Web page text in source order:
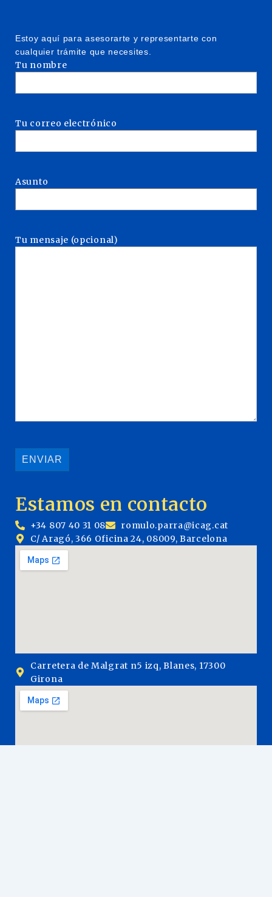
Estoy aquí para asesorarte y representarte con
cualquier trámite que necesites.
Tu nombre
Tu correo electrónico
Asunto
Tu mensaje (opcional)
Estamos en contacto
+34 807 40 31 08
romulo.parra@icag.cat
C/ Aragó, 366 Oficina 24, 08009, Barcelona
Carretera de Malgrat n5 izq, Blanes, 17300
Girona